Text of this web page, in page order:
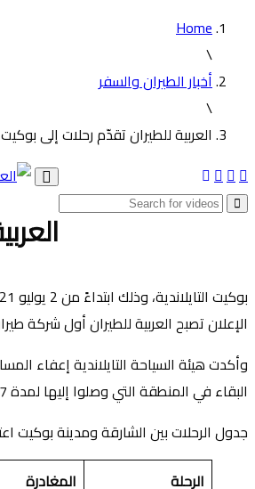
Home
\
أخبار الطيران والسفر
\
العربية للطيران تقدّم رحلات إلى بوكيت
Toggle
الإعلان تصبح العربية للطيران أول شركة
البقاء في المنطقة التي وصلوا إليها لمدة 7 أيام قبل الانتقال إلى أي وجهة أخرى داخل البلاد.
جدول الرحلات بين الشارقة ومدينة بوكيت اعتباراً من 2
الرحلة
المغادرة